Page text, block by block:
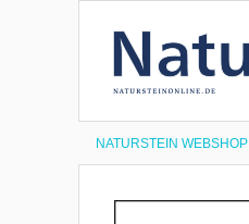
NATURSTEIN WEBSHOP